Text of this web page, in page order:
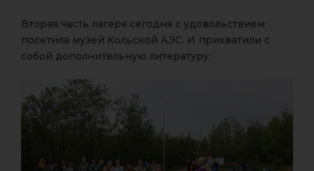
Вторая часть лагеря сегодня с удовольствием
посетила музей Кольской АЭС. И прихватили с
собой дополнительную литературу.